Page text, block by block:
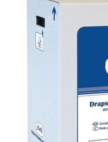
Maternité
Accessoires Salle de bain
0.00 €